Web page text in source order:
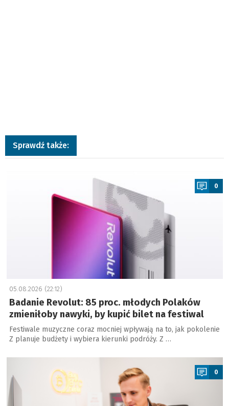
Sprawdź także:
0
05.08.2026 (22:12)
Badanie Revolut: 85 proc. młodych Polaków
zmieniłoby nawyki, by kupić bilet na festiwal
Festiwale muzyczne coraz mocniej wpływają na to, jak pokolenie
Z planuje budżety i wybiera kierunki podróży. Z …
a
0